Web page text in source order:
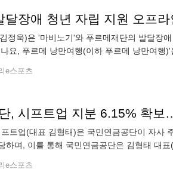
달장애 청년 자립 지원 오프라
정욱)은 '마비노기'와 푸르메재단의 발달장
요, 푸르메 낭만여행(이하 푸르메 낭만여행
e스포츠
, 시프트업 지분 6.15% 확
트업(대표 김형태)은 국민연금공단이 자사
하며, 이를 통해 국민연금공단은 김형태 대
e스포츠